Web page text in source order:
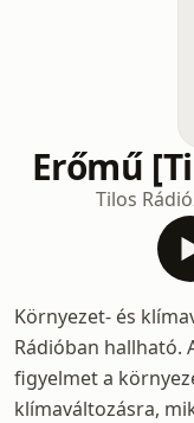
Erőmű
Tilos Rádió
Környezet- és
Rádióban hallható.
figyelmet a
klímaváltozásra,